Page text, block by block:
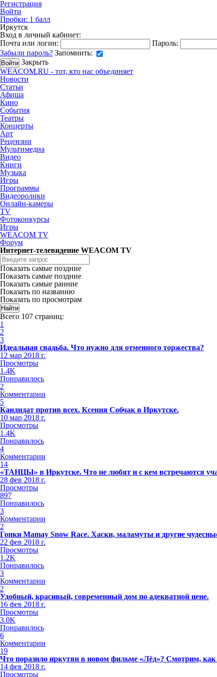
Регистрация
Войти
Пробки: 1 балл
Иркутск
Вход в личный кабинет:
Почта или логин:
Пароль:
Забыли пароль? Запомнить:
Закрыть
WEACOM.RU - тот, кто нас объединяет
Новости
Статьи
Афиша
Кино
События
Театры
Концерты
Арт
Рецензии
Мультимедиа
Видео
Книги
Музыка
Игры
Программы
Видеоролики
Онлайн-камеры
TV
Фотоконкурсы
Игры
WEACOM TV
Форум
Интернет-телевидение WEACOM TV
Показать самые поздние
Показать самые поздние
Показать самые ранние
Показать по названию
Показать по просмотрам
Всего 107 страниц:
1
2
3
Идеальная свадьба. Что нужно для отменного торжества?
12 мар 2018 г.
Просмотры
1.4K
Понравилось
2
Комментарии
5
Кандидат против всех. Ксения Собчак в Иркутске.
10 мар 2018 г.
Просмотры
1.4K
Понравилось
4
Комментарии
14
«ТАНЦЫ» в Иркутске. Что не любят и с кем встречаются
28 фев 2018 г.
Просмотры
897
Понравилось
3
Комментарии
2
Гонки Mamay Snow Race. Хаски, маламуты и другие
22 фев 2018 г.
Просмотры
1.2K
Понравилось
3
Комментарии
2
Удобный, красивый, современный дом по адекватной цене.
16 фев 2018 г.
Просмотры
3.0K
Понравилось
6
Комментарии
19
Что поразило иркутян в новом фильме «Лёд»? Смотрим,
14 фев 2018 г.
Просмотры